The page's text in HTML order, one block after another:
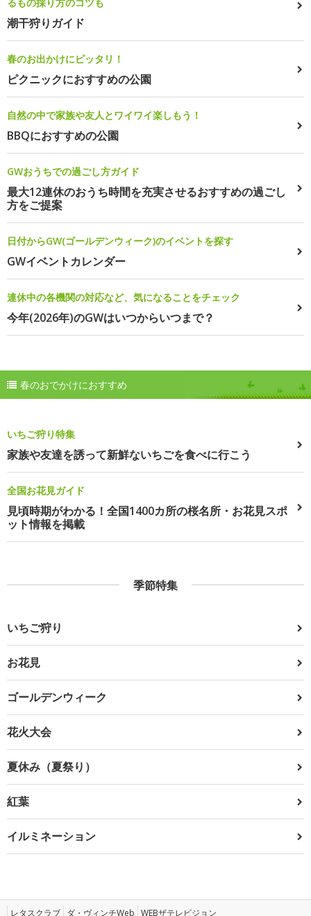
潮干狩りガイド
春のお出かけにピッタリ！
ピクニックにおすすめの公園
自然の中で家族や友人とワイワイ楽しもう！
BBQにおすすめの公園
GWおうちでの過ごし方ガイド
最大12連休のおうち時間を充実させるおすすめの過ごし
方をご提案
日付からGW(ゴールデンウィーク)のイベントを探す
GWイベントカレンダー
連休中の各機関の対応など、気になることをチェック
今年(2026年)のGWはいつからいつまで？
春のおでかけにおすすめ
いちご狩り特集
家族や友達を誘って新鮮ないちごを食べに行こう
全国お花見ガイド
見頃時期がわかる！全国1400カ所の桜名所・お花見スポ
ット情報を掲載
季節特集
いちご狩り
お花見
ゴールデンウィーク
花火大会
夏休み（夏祭り）
紅葉
イルミネーション
レタスクラブ ダ・ヴィンチWeb WEBザテレビジョン